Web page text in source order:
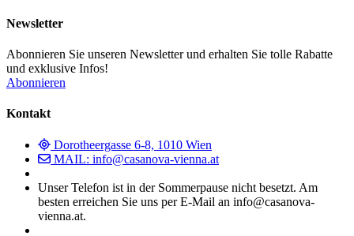
Newsletter
Abonnieren Sie unseren Newsletter und erhalten Sie tolle Rabatte
und exklusive Infos!
Abonnieren
Kontakt
Dorotheergasse 6-8, 1010 Wien
MAIL: info@casanova-vienna.at
Unser Telefon ist in der Sommerpause nicht besetzt. Am
besten erreichen Sie uns per E-Mail an info@casanova-
vienna.at.